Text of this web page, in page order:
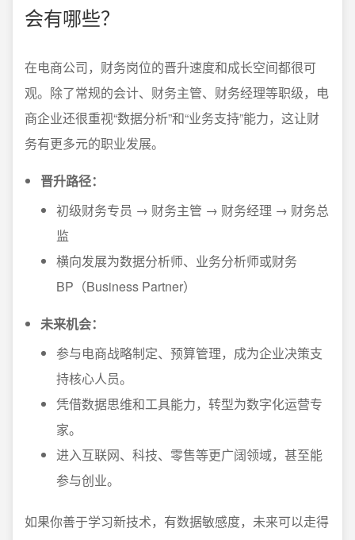
会有哪些？
在电商公司，财务岗位的晋升速度和成长空间都很可
观。除了常规的会计、财务主管、财务经理等职级，电
商企业还很重视“数据分析”和“业务支持”能力，这让财
务有更多元的职业发展。
晋升路径：
初级财务专员 → 财务主管 → 财务经理 → 财务总
监
横向发展为数据分析师、业务分析师或财务
BP（Business Partner）
未来机会：
参与电商战略制定、预算管理，成为企业决策支
持核心人员。
凭借数据思维和工具能力，转型为数字化运营专
家。
进入互联网、科技、零售等更广阔领域，甚至能
参与创业。
如果你善于学习新技术，有数据敏感度，未来可以走得